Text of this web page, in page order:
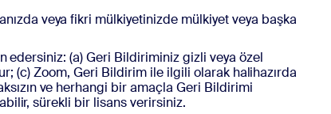
veya fikri mülkiyetinizde mülkiyet veya başka
edersiniz: (a) Geri Bildiriminiz gizli veya özel
(c) Zoom, Geri Bildirim ile ilgili olarak halihazırda
ve herhangi bir amaçla Geri Bildirimi
sürekli bir lisans verirsiniz.